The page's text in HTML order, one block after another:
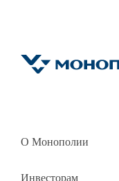
О Монополии